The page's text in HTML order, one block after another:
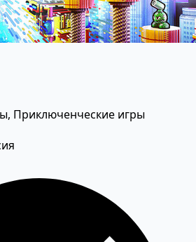
Приключенческие игры